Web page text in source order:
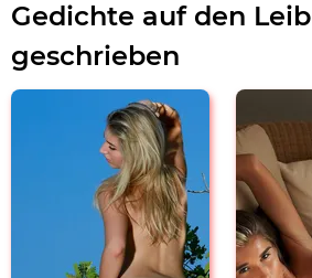
Gedichte auf den Leib
geschrieben